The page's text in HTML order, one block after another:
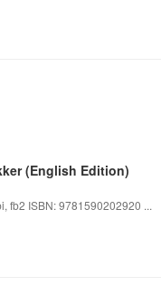
(English Edition)
fb2 ISBN: 9781590202920 ...